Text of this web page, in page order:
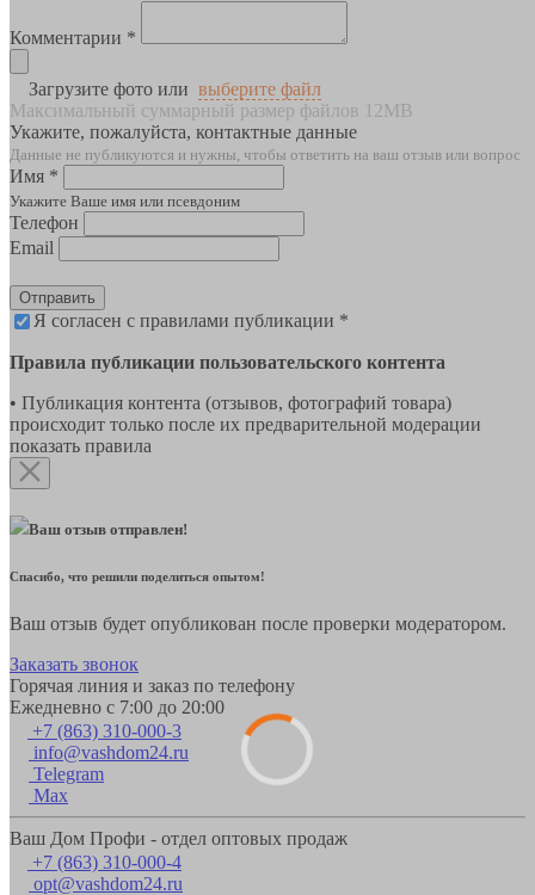
Комментарии *
Загрузите фото или выберите файл
Максимальный суммарный размер файлов 12MB
Укажите, пожалуйста, контактные данные
Данные не публикуются и нужны, чтобы ответить на ваш отзыв или вопрос
Имя *
Укажите Ваше имя или псевдоним
Телефон
Email
Отправить
Я согласен с правилами публикации *
Правила публикации пользовательского контента
• Публикация контента (отзывов, фотографий товара)
происходит только после их предварительной модерации
показать правила
Ваш отзыв отправлен!
Спасибо, что решили поделиться опытом!
Ваш отзыв будет опубликован после проверки модератором.
Заказать звонок
Горячая линия и заказ по телефону
Ежедневно с 7:00 до 20:00
+7 (863) 310-000-3
info@vashdom24.ru
Telegram
Max
Ваш Дом Профи - отдел оптовых продаж
+7 (863) 310-000-4
opt@vashdom24.ru